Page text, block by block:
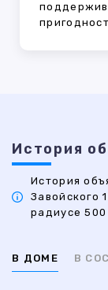
История
История
Завойского
радиусе 500
В ДОМЕ В